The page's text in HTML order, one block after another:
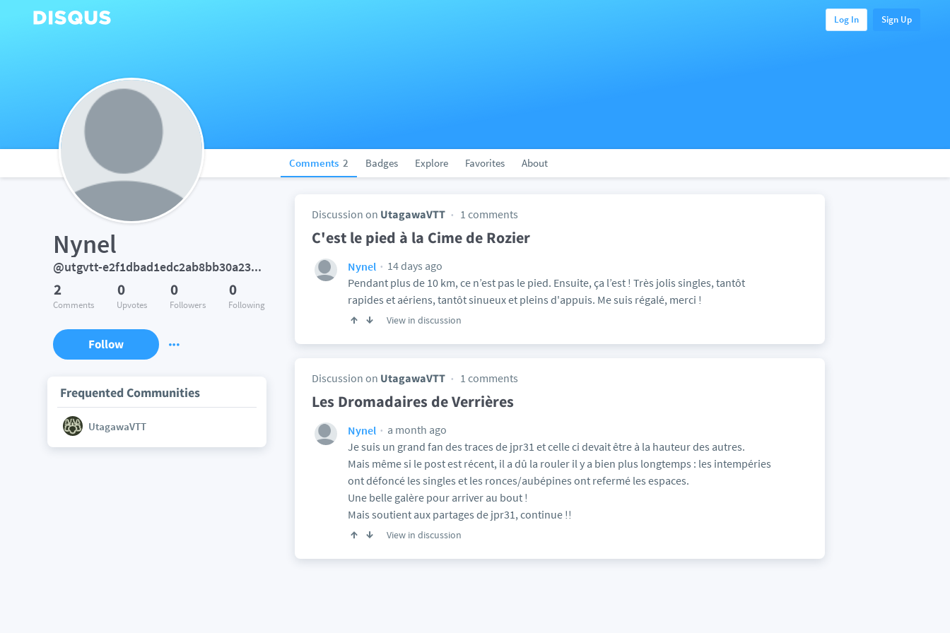
Log In Sign Up
Comments 2 Badges Explore Favorites About
Nynel
@utgvtt-e2f1dbad1edc2ab8bb30a2331cd24d82
2
Comments
0
Upvotes
0
Followers
0
Following
Follow
Frequented Communities
UtagawaVTT
Discussion on UtagawaVTT 1 comments
C'est le pied à la Cime de Rozier
Nynel
14 days ago
Pendant plus de 10 km, ce n’est pas le pied. Ensuite, ça l’est ! Très jolis singles, tantôt
rapides et aériens, tantôt sinueux et pleins d'appuis. Me suis régalé, merci !
View in discussion
Discussion on UtagawaVTT 1 comments
Les Dromadaires de Verrières
Nynel
a month ago
Je suis un grand fan des traces de jpr31 et celle ci devait être à la hauteur des autres.
Mais même si le post est récent, il a dû la rouler il y a bien plus longtemps : les intempéries
ont défoncé les singles et les ronces/aubépines ont refermé les espaces.
Une belle galère pour arriver au bout !
Mais soutient aux partages de jpr31, continue !!
View in discussion